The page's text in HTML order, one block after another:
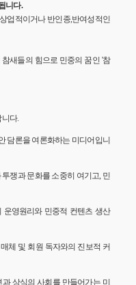
니다.
업적이거나 반인종,반여성적인
새들의 힘으로 민중의 꿈인 '참
다.
담론을 여론화하는 미디어입니
쟁과 문화를 소중히 여기고, 민
운영원리와 민중적 컨텐츠 생산
체 및 회원 독자와의 진보적 커
상식의 사회를 만들어가는 미